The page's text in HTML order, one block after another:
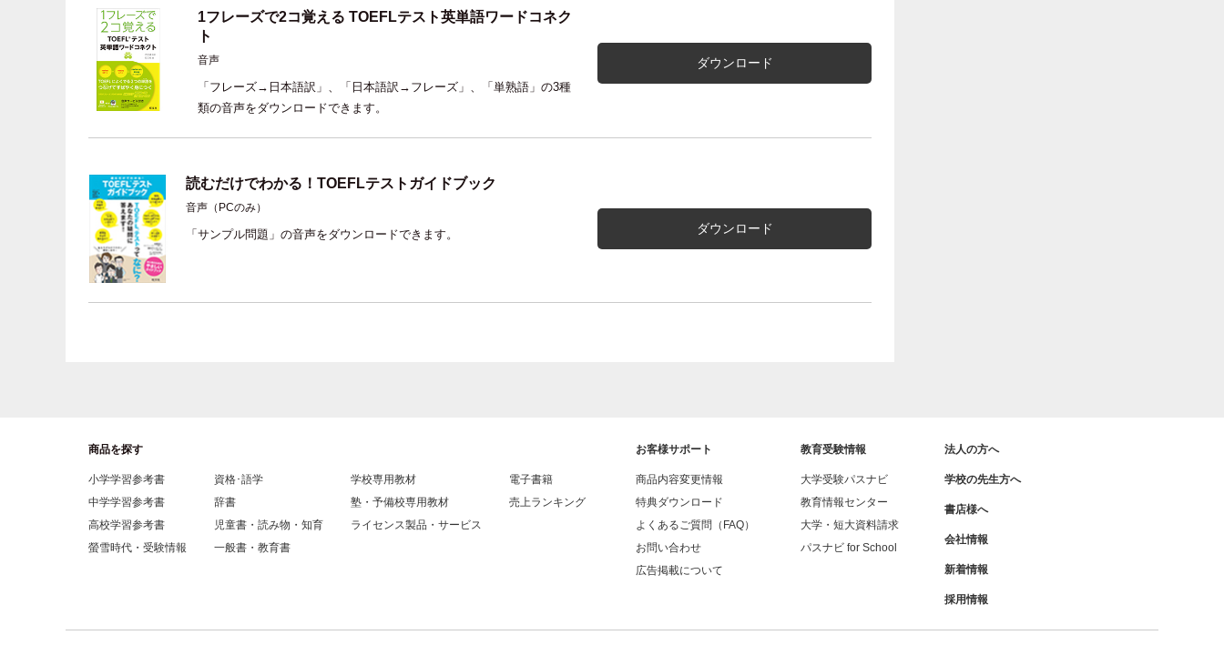
1フレーズで2コ覚える TOEFLテスト英単語ワードコネク
ト
音声
「フレーズ→日本語訳」、「日本語訳→フレーズ」、「単熟語」の3種
類の音声をダウンロードできます。
ダウンロード
読むだけでわかる！TOEFLテストガイドブック
音声（PCのみ）
「サンプル問題」の音声をダウンロードできます。 ダウンロード
商品を探す
小学学習参考書
中学学習参考書
高校学習参考書
螢雪時代・受験情報
資格･語学
辞書
児童書・読み物・知育
一般書・教育書
学校専用教材
塾・予備校専用教材
ライセンス製品・サービス
電子書籍
売上ランキング
お客様サポート
商品内容変更情報
特典ダウンロード
よくあるご質問（FAQ）
お問い合わせ
広告掲載について
教育受験情報
大学受験パスナビ
教育情報センター
大学・短大資料請求
パスナビ for School
法人の方へ
学校の先生方へ
書店様へ
会社情報
新着情報
採用情報